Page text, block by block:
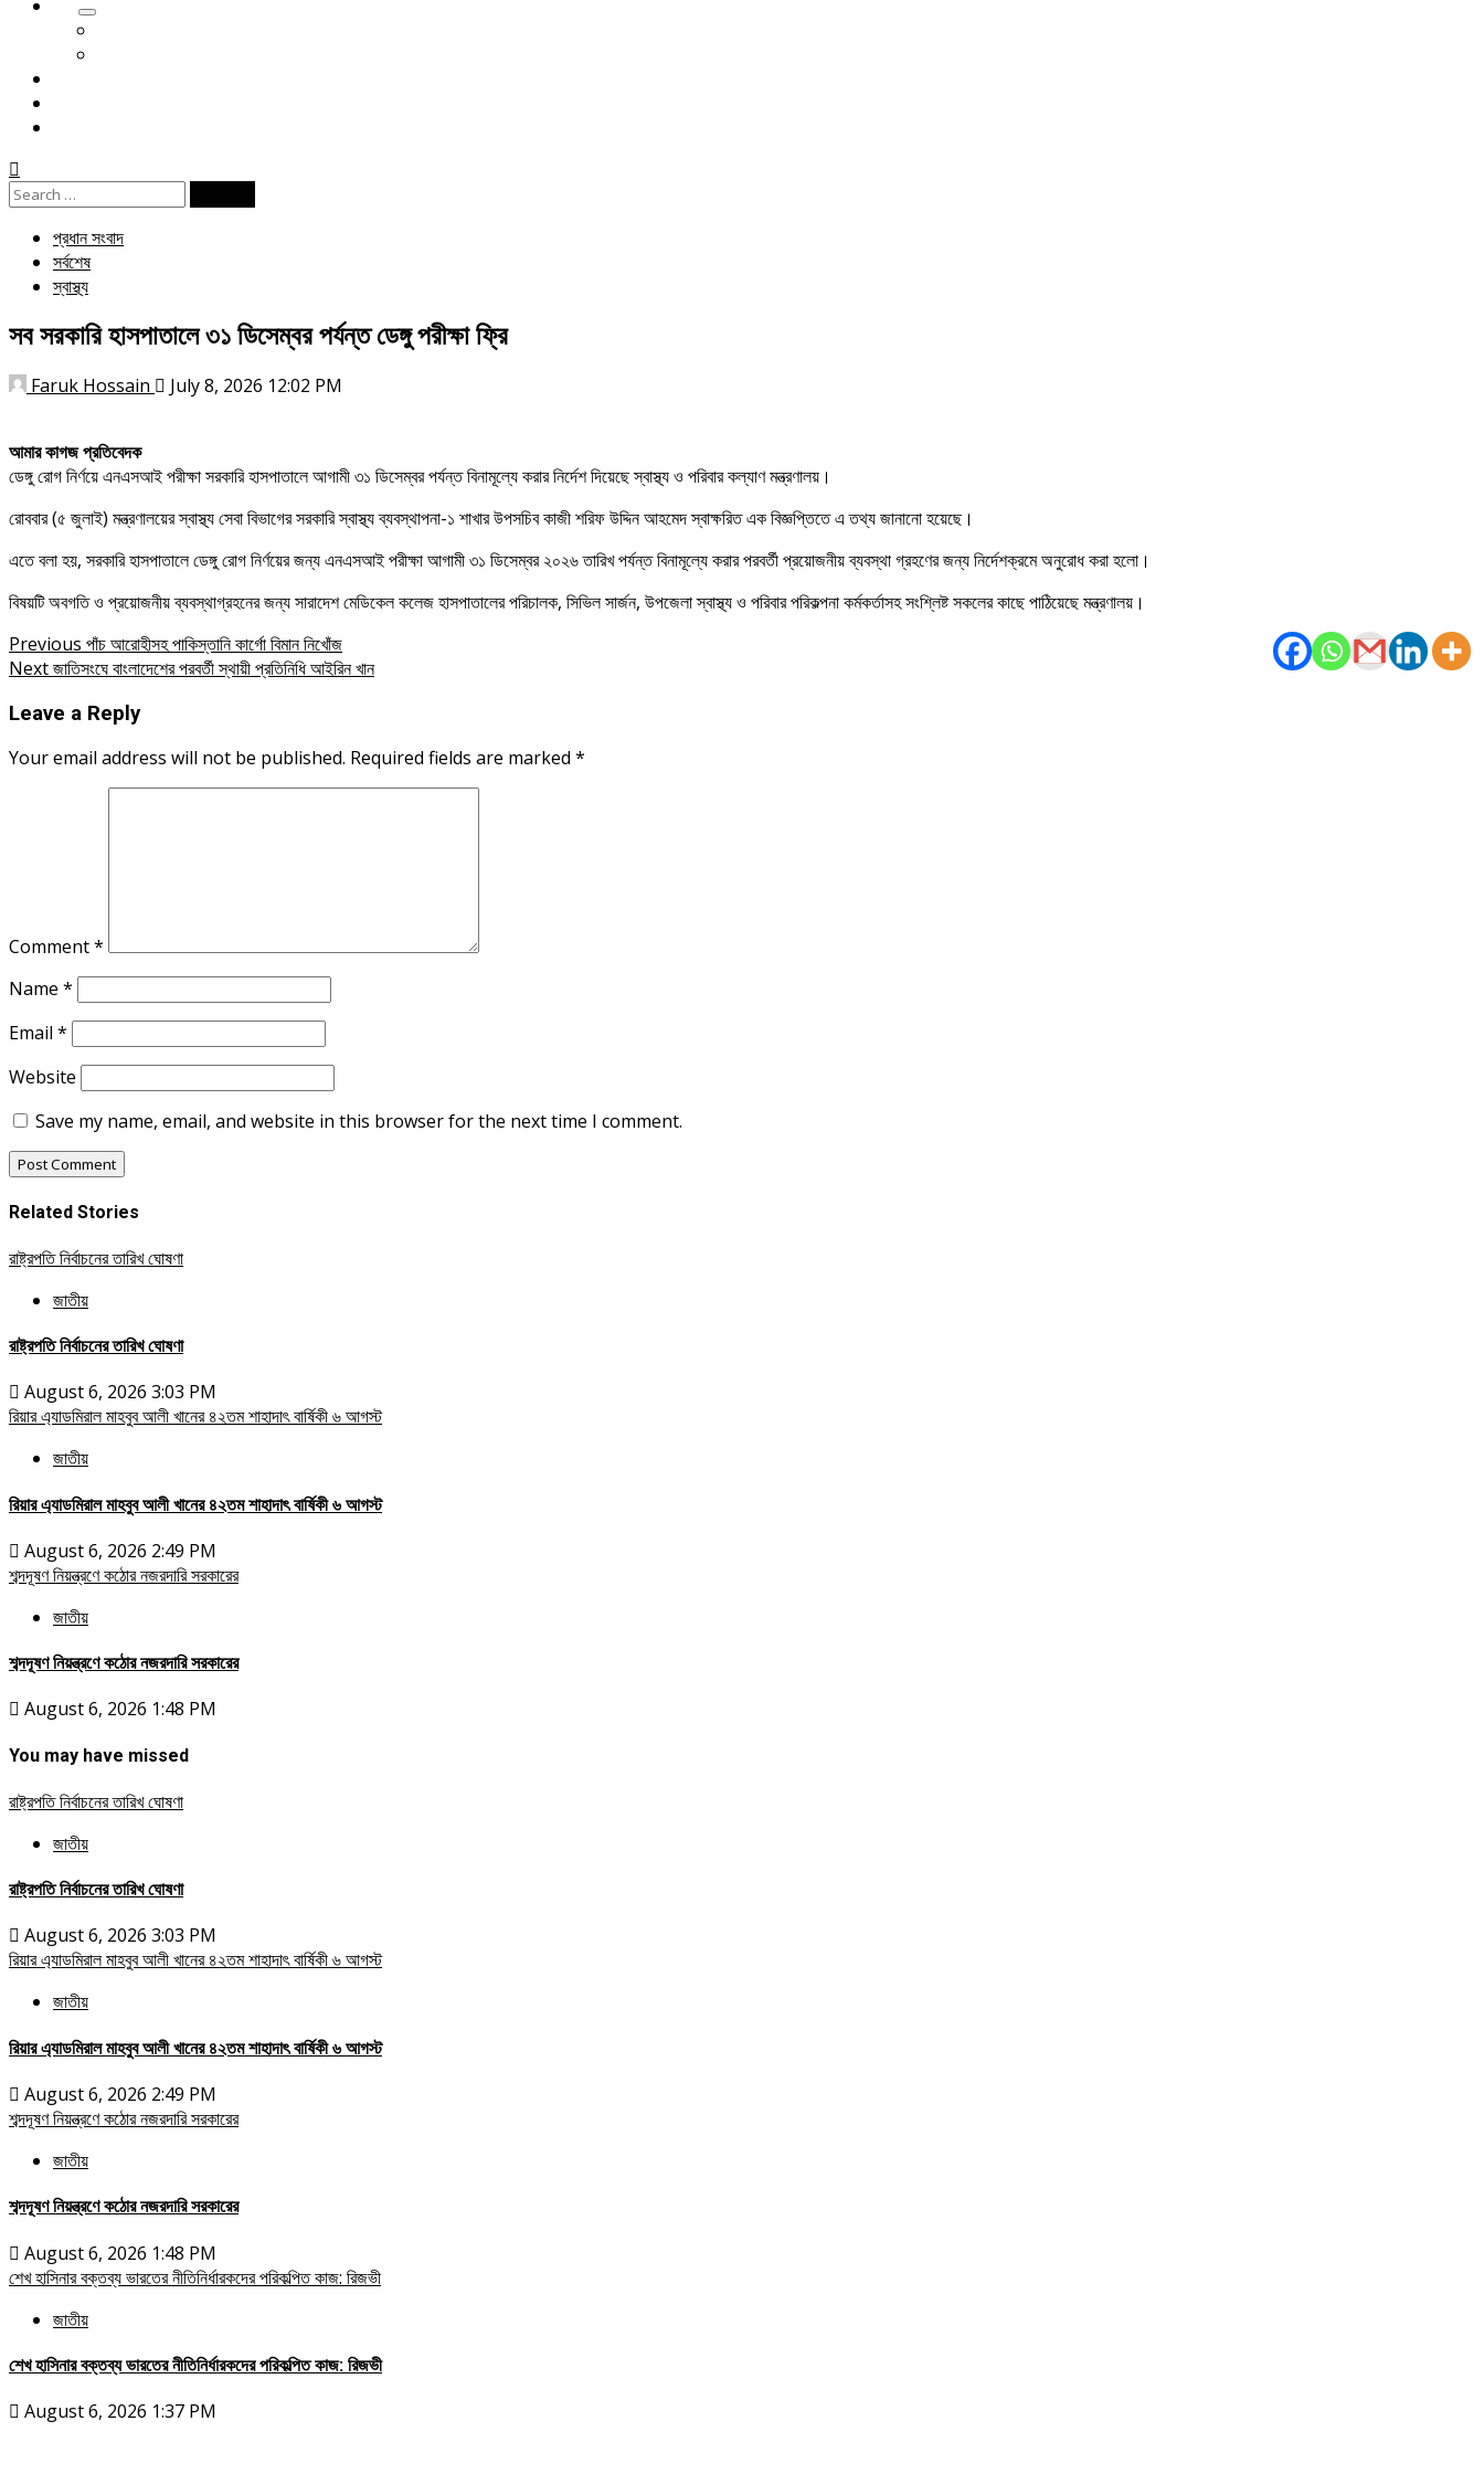
Search
প্রধান সংবাদ
সর্বশেষ
স্বাস্থ্য
সব সরকারি হাসপাতালে ৩১ ডিসেম্বর পর্যন্ত ডেঙ্গু পরীক্ষা ফ্রি
Faruk Hossain July 8, 2026 12:02 PM
আমার কাগজ প্রতিবেদক
ডেঙ্গু রোগ নির্ণয়ে এনএসআই পরীক্ষা সরকারি হাসপাতালে আগামী ৩১ ডিসেম্বর পর্যন্ত বিনামূল্যে করার নির্দেশ দিয়েছে স্বাস্থ্য ও পরিবার কল্যাণ মন্ত্রণালয়।
রোববার (৫ জুলাই) মন্ত্রণালয়ের স্বাস্থ্য সেবা বিভাগের সরকারি স্বাস্থ্য ব্যবস্থাপনা-১ শাখার উপসচিব কাজী শরিফ উদ্দিন আহমেদ স্বাক্ষরিত এক বিজ্ঞপ্তিতে এ তথ্য জানানো হয়েছে।
এতে বলা হয়, সরকারি হাসপাতালে ডেঙ্গু রোগ নির্ণয়ের জন্য এনএসআই পরীক্ষা আগামী ৩১ ডিসেম্বর ২০২৬ তারিখ পর্যন্ত বিনামূল্যে করার পরবর্তী প্রয়োজনীয় ব্যবস্থা গ্রহণের জন্য নির্দেশক্রমে অনুরোধ করা হলো।
বিষয়টি অবগতি ও প্রয়োজনীয় ব্যবস্থাগ্রহনের জন্য সারাদেশ মেডিকেল কলেজ হাসপাতালের পরিচালক, সিভিল সার্জন, উপজেলা স্বাস্থ্য ও পরিবার পরিকল্পনা কর্মকর্তাসহ সংশ্লিষ্ট সকলের কাছে পাঠিয়েছে মন্ত্রণালয়।
Post
navigation
Previous পাঁচ আরোহীসহ পাকিস্তানি কার্গো বিমান নিখোঁজ
Nextজাতিসংঘে বাংলাদেশের পরবর্তী স্থায়ী প্রতিনিধি আইরিন খান
Leave a Reply
Your email address will not be published. Required fields are marked *
Comment*
Name *
Email *
Website
Save my name, email, and website in this browser for the next time I comment.
Related Stories
রাষ্ট্রপতি নির্বাচনের তারিখ ঘোষণা
জাতীয়
রাষ্ট্রপতি নির্বাচনের তারিখ ঘোষণা
August 6, 2026 3:03 PM
রিয়ার এ্যাডমিরাল মাহবুব আলী খানের ৪২তম শাহাদাৎ বার্ষিকী ৬ আগস্ট
জাতীয়
রিয়ার এ্যাডমিরাল মাহবুব আলী খানের ৪২তম শাহাদাৎ বার্ষিকী ৬ আগস্ট
August 6, 2026 2:49 PM
শব্দদূষণ নিয়ন্ত্রণে কঠোর নজরদারি সরকারের
জাতীয়
শব্দদূষণ নিয়ন্ত্রণে কঠোর নজরদারি সরকারের
August 6, 2026 1:48 PM
You may have missed
রাষ্ট্রপতি নির্বাচনের তারিখ ঘোষণা
জাতীয়
রাষ্ট্রপতি নির্বাচনের তারিখ ঘোষণা
August 6, 2026 3:03 PM
রিয়ার এ্যাডমিরাল মাহবুব আলী খানের ৪২তম শাহাদাৎ বার্ষিকী ৬ আগস্ট
জাতীয়
রিয়ার এ্যাডমিরাল মাহবুব আলী খানের ৪২তম শাহাদাৎ বার্ষিকী ৬ আগস্ট
August 6, 2026 2:49 PM
শব্দদূষণ নিয়ন্ত্রণে কঠোর নজরদারি সরকারের
জাতীয়
শব্দদূষণ নিয়ন্ত্রণে কঠোর নজরদারি সরকারের
August 6, 2026 1:48 PM
শেখ হাসিনার বক্তব্য ভারতের নীতিনির্ধারকদের পরিকল্পিত কাজ: রিজভী
জাতীয়
শেখ হাসিনার বক্তব্য ভারতের নীতিনির্ধারকদের পরিকল্পিত কাজ: রিজভী
August 6, 2026 1:37 PM